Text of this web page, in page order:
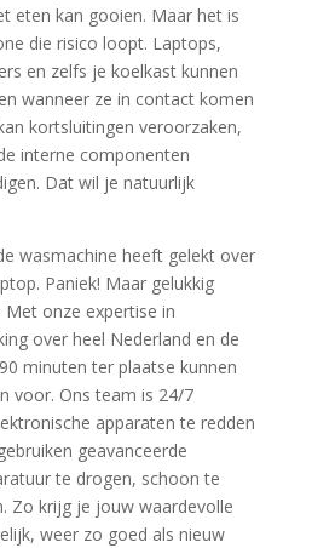
eten kan gooien.​ Maar het is
die risico loopt.​ Laptops,
en zelfs je koelkast kunnen
wanneer ze in contact komen
kortsluitingen veroorzaken,
interne componenten
Dat wil je natuurlijk
wasmachine heeft gelekt over
Paniek! Maar gelukkig
onze expertise in
over heel Nederland en de
minuten ter plaatse kunnen
voor.​ Ons team is 24/7
apparaten te redden
geavanceerde
te drogen, schoon te
Zo krijg je jouw waardevolle
weer zo goed als nieuw